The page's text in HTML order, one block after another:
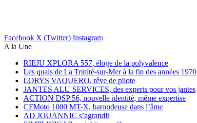
Facebook X (Twitter) Instagram
A la Une
RIEJU XPLORA 557, éloge de la polyvalence
Les quais de La Trinité-sur-Mer à la fin des années 1970
LORYS VAQUERO, rêve de pilote
JANTES ALU SERVICES, des experts pour vos jantes
ACTION DSP 56, nouvelle identité, même expertise
CFMoto 1000 MT-X, baroudeuse dans l’âme
AD JOUANNIC s’agrandit